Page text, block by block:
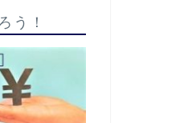
う！